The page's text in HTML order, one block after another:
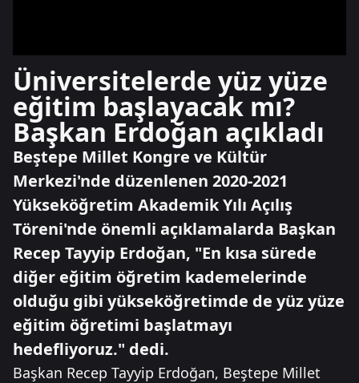
Üniversitelerde yüz yüze
eğitim başlayacak mı?
Başkan Erdoğan açıkladı
Beştepe Millet Kongre ve Kültür
Merkezi'nde düzenlenen 2020-2021
Yükseköğretim Akademik Yılı Açılış
Töreni'nde önemli açıklamalarda Başkan
Recep Tayyip Erdoğan, "En kısa sürede
diğer eğitim öğretim kademelerinde
olduğu gibi yükseköğretimde de yüz yüze
eğitim öğretimi başlatmayı
hedefliyoruz." dedi.
Başkan Recep Tayyip Erdoğan, Beştepe Millet